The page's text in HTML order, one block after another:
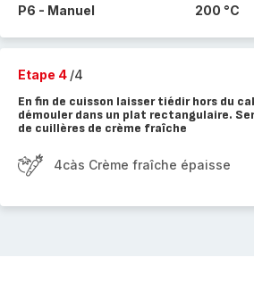
P6 - Manuel 200 °C
Etape 4 /4
En fin de cuisson laisser tiédir hors du
démouler dans un plat rectangulaire.
de cuillères de crème fraîche
4càs Crème fraîche épaisse